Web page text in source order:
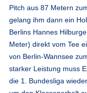
Pitch aus 87 Metern
gelang ihm dann ein
Berlins Hannes
Meter) direkt vom Tee
von Berlin-Wannsee
starker Leistung muss
die 1. Bundesliga